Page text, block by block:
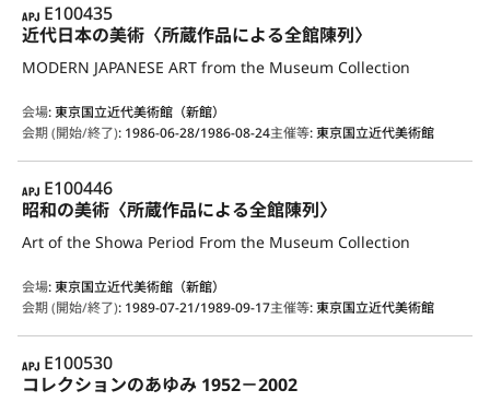
APJ
E100435
近代日本の美術〈所蔵作品による全館陳列〉
MODERN JAPANESE ART from the Museum Collection
会場:東京国立近代美術館（新館）
会期 (開始/終了): 1986-06-28/1986-08-24主催等:東京国立近代美術館
APJ
E100446
昭和の美術〈所蔵作品による全館陳列〉
Art of the Showa Period From the Museum Collection
会場:東京国立近代美術館（新館）
会期 (開始/終了): 1989-07-21/1989-09-17主催等:東京国立近代美術館
APJ
E100530
コレクションのあゆみ 1952－2002